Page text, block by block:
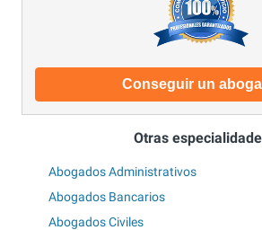
Conseguir un
Otras
Abogados Administrativos
Abogados Bancarios
Abogados Civiles